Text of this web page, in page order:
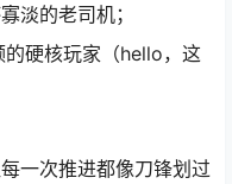
淡的老司机；
硬核玩家（hello，这
一次推进都像刀锋划过